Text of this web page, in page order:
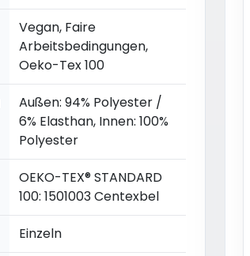
Vegan, Faire
Arbeitsbedingungen,
Oeko-Tex 100
Außen: 94% Polyester /
6% Elasthan, Innen: 100%
Polyester
OEKO-TEX® STANDARD
100: 1501003 Centexbel
Einzeln